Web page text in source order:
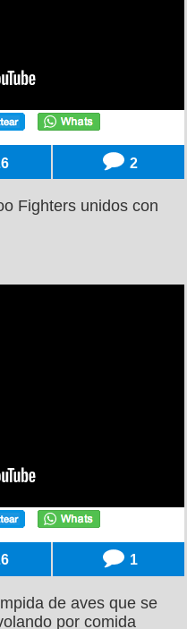
2
Fighters unidos con
1
de aves que se
por comida